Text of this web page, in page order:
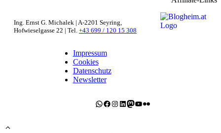
Ing. Ernst G. Michalek | A-2201 Seyring,
Hofwieselgasse 22 | Tel. +43 699 / 120 15 308
Impressum
Cookies
Datenschutz
Newsletter
WhatsApp
Facebook
Instagram
LinkedIn
Mastodon
YouTube
Flickr